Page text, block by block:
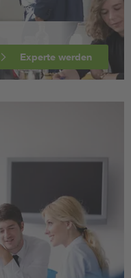
Experte werden